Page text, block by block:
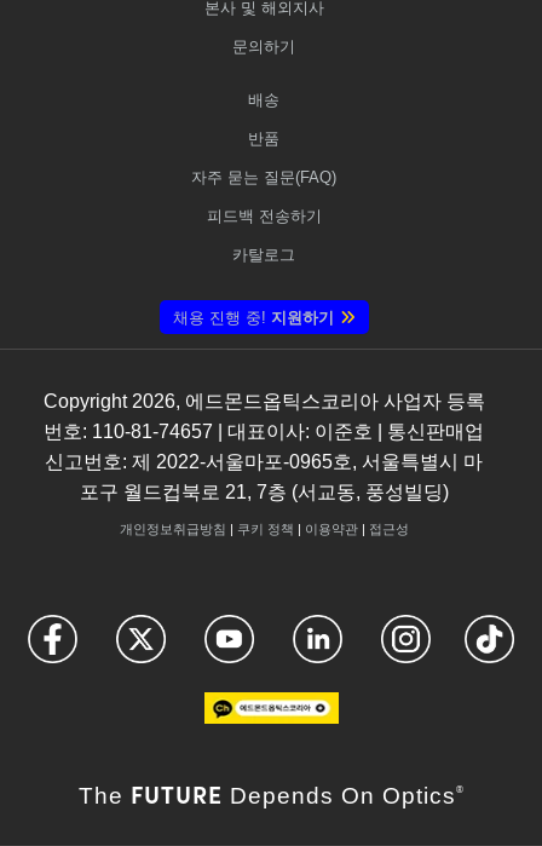
본사 및 해외지사
문의하기
배송
반품
자주 묻는 질문(FAQ)
피드백 전송하기
카탈로그
채용 진행 중! 지원하기
Copyright 2026, 에드몬드옵틱스코리아 사업자 등록
번호: 110-81-74657 | 대표이사: 이준호 | 통신판매업
신고번호: 제 2022-서울마포-0965호, 서울특별시 마
포구 월드컵북로 21, 7층 (서교동, 풍성빌딩)
개인정보취급방침 쿠키 정책 이용약관| 접근성
The FUTURE Depends On Optics ®